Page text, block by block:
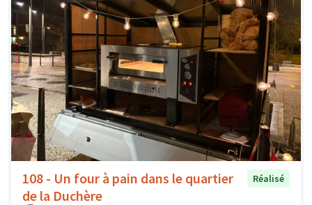
108 - Un four à pain dans le quartier
de la Duchère
Réalisé